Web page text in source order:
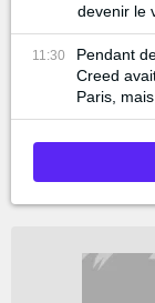
devenir le
11:30
Pendant
Creed
Paris,